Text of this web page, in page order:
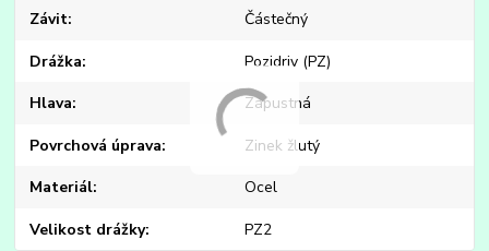
Závit Částečný
Drážka Pozidriv (PZ)
Hlava Zápustná
Povrchová úprava Zinek žlutý
Materiál Ocel
Velikost drážky PZ2